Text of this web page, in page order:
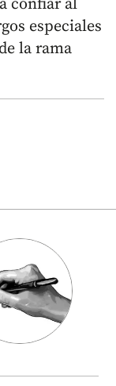
confiar al
especiales
la rama